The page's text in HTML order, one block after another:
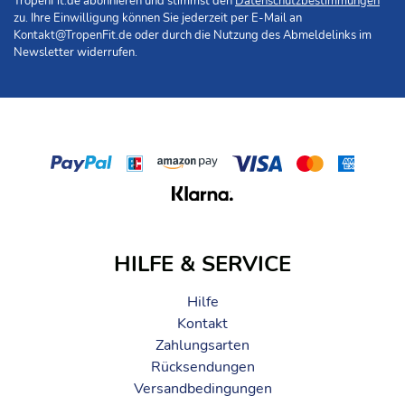
zu. Ihre Einwilligung können Sie jederzeit per E-Mail an
Kontakt@TropenFit.deoder durch die Nutzung des Abmeldelinks im
Newsletter widerrufen.
HILFE & SERVICE
Hilfe
Kontakt
Zahlungsarten
Rücksendungen
Versandbedingungen